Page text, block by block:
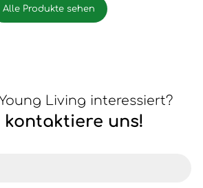
Alle Produkte sehen
Living interessiert?
kontaktiere uns!